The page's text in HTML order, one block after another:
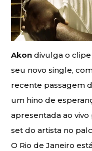
Akon divulga o
seu novo single,
recente passagem
um hino de
apresentada ao
set do artista no
O Rio de Janeiro